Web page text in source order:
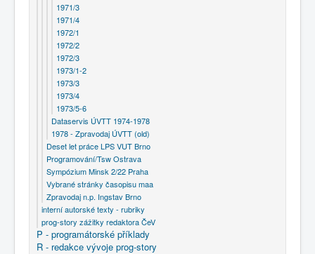
1971/3
1971/4
1972/1
1972/2
1972/3
1973/1-2
1973/3
1973/4
1973/5-6
Dataservis ÚVTT 1974-1978
1978 - Zpravodaj ÚVTT (old)
Deset let práce LPS VUT Brno
Programování/Tsw Ostrava
Sympózium Minsk 2/22 Praha
Vybrané stránky časopisu maa
Zpravodaj n.p. Ingstav Brno
interní autorské texty - rubriky
prog-story zážitky redaktora ČeV
P - programátorské příklady
R - redakce vývoje prog-story